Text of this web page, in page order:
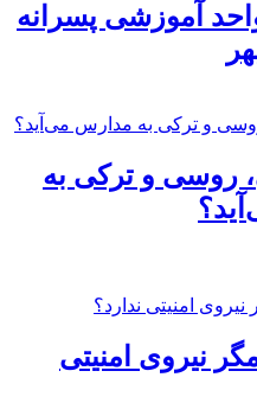
واحد آموزشی پسرانه
روسی و ترکی به
نیروی امنیتی